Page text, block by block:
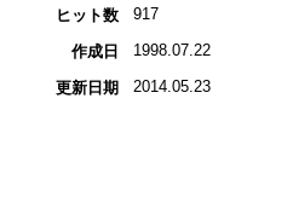
ヒット数
917
作成日 1998.07.22
更新日期 2014.05.23